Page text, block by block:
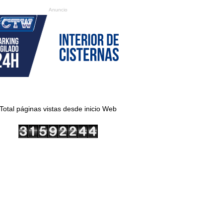
Anuncio
Total páginas vistas desde inicio Web